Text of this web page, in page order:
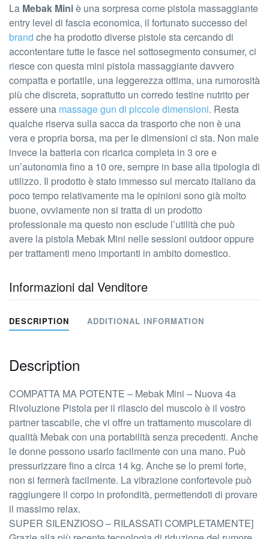
La Mebak Miniè una sorpresa come pistola massaggiante
entry level di fascia economica, il fortunato successo del
brand che ha prodotto diverse pistole sta cercando di
accontentare tutte le fasce nel sottosegmento consumer, ci
riesce con questa mini pistola massaggiante davvero
compatta e portatile, una leggerezza ottima, una rumorosità
più che discreta, soprattutto un corredo testine nutrito per
essere una massage gun di piccole dimensioni. Resta
qualche riserva sulla sacca da trasporto che non è una
vera e propria borsa, ma per le dimensioni ci sta. Non male
invece la batteria con ricarica completa in 3 ore e
un’autonomia fino a 10 ore, sempre in base alla tipologia di
utilizzo. Il prodotto è stato immesso sul mercato italiano da
poco tempo relativamente ma le opinioni sono già molto
buone, ovviamente non si tratta di un prodotto
professionale ma questo non esclude l’utilità che può
avere la pistola Mebak Mini nelle sessioni outdoor oppure
per trattamenti meno importanti in ambito domestico.
Informazioni dal Venditore
DESCRIPTION ADDITIONAL INFORMATION
Description
COMPATTA MA POTENTE – Mebak Mini – Nuova 4a
Rivoluzione Pistola per il rilascio del muscolo è il vostro
partner tascabile, che vi offre un trattamento muscolare di
qualità Mebak con una portabilità senza precedenti. Anche
le donne possono usarlo facilmente con una mano. Può
pressurizzare fino a circa 14 kg. Anche se lo premi forte,
non si fermerà facilmente. La vibrazione confortevole può
raggiungere il corpo in profondità, permettendoti di provare
il massimo relax.
SUPER SILENZIOSO – RILASSATI COMPLETAMENTE]